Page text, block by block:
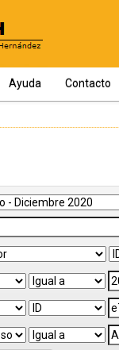
Ayuda Contacto